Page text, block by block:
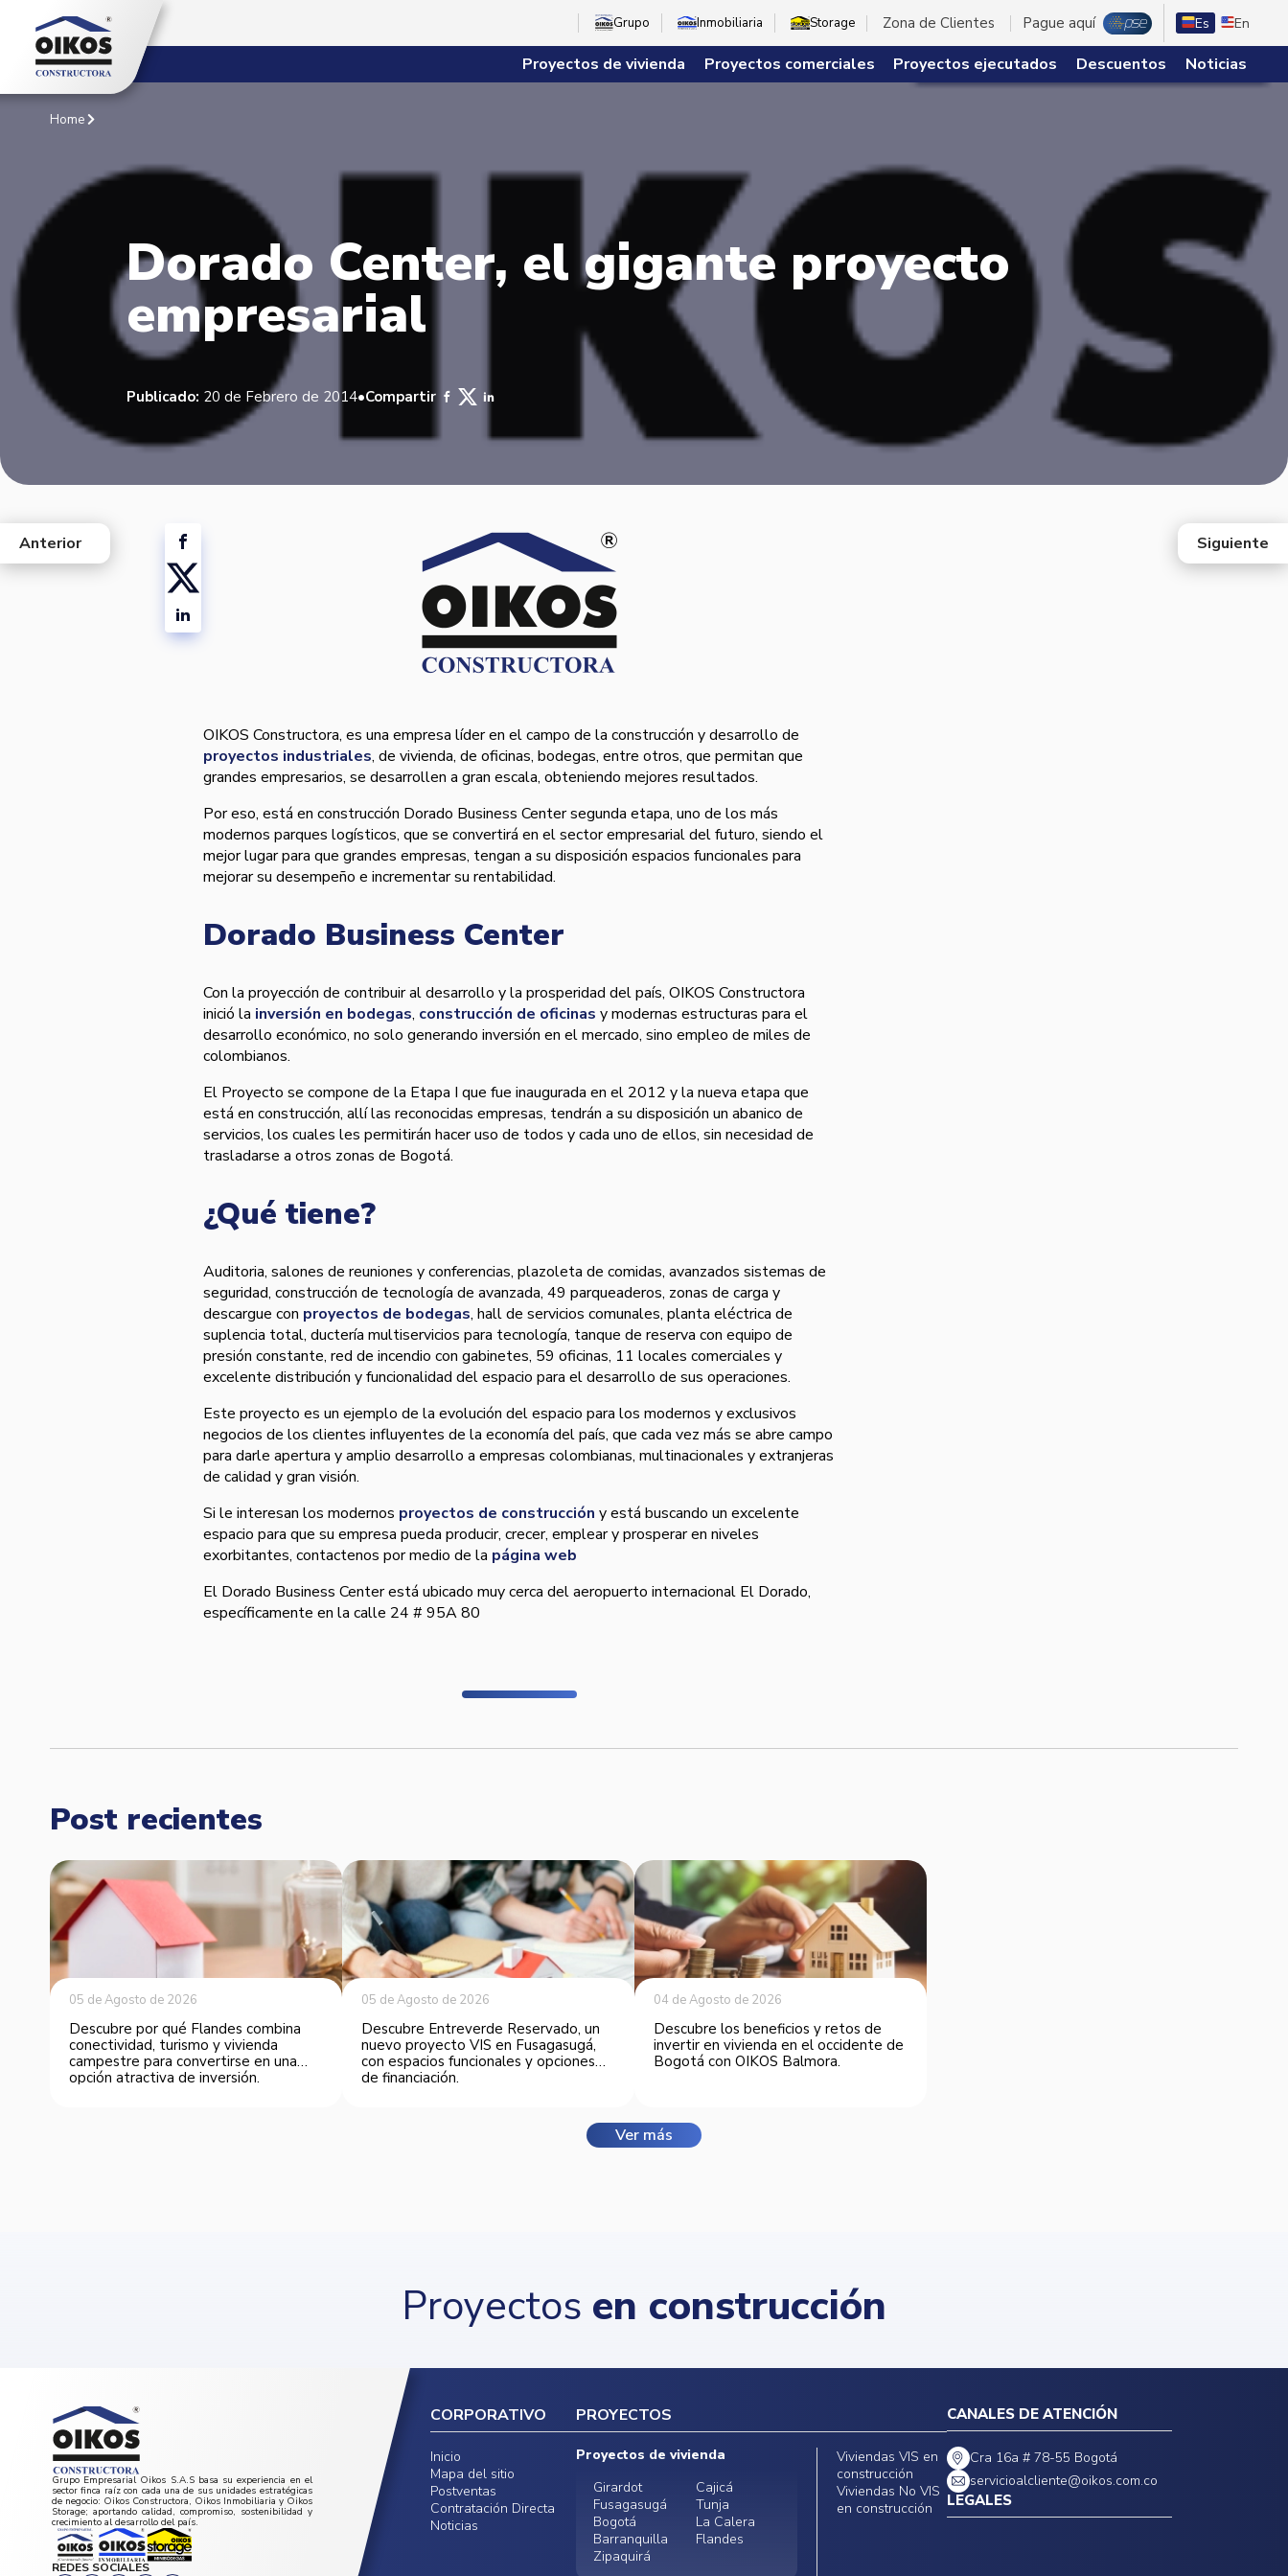
Grupo Inmobiliaria Storage Zona de Clientes Pague aquí Es En
Proyectos de vivienda Proyectos comerciales Proyectos ejecutados Descuentos Noticias
Home
Dorado Center, el gigante proyecto
empresarial
Publicado: 20 de Febrero de 2014•Compartir
OIKOS Constructora, es una empresa lí­der en el campo de la construcción y desarrollo de
proyectos industriales, de vivienda, de oficinas, bodegas, entre otros, que permitan que
grandes empresarios, se desarrollen a gran escala, obteniendo mejores resultados.
Por eso, está en construcción Dorado Business Center segunda etapa, uno de los más
modernos parques logí­sticos, que se convertirá en el sector empresarial del futuro, siendo el
mejor lugar para que grandes empresas, tengan a su disposición espacios funcionales para
mejorar su desempeño e incrementar su rentabilidad.
Dorado Business Center
Con la proyección de contribuir al desarrollo y la prosperidad del paí­s, OIKOS Constructora
inició la inversión en bodegas, construcción de oficinas y modernas estructuras para el
desarrollo económico, no solo generando inversión en el mercado, sino empleo de miles de
colombianos.
El Proyecto se compone de la Etapa I que fue inaugurada en el 2012 y la nueva etapa que
está en construcción, allí­ las reconocidas empresas, tendrán a su disposición un abanico de
servicios, los cuales les permitirán hacer uso de todos y cada uno de ellos, sin necesidad de
trasladarse a otros zonas de Bogotá.
¿Qué tiene?
Auditoria, salones de reuniones y conferencias, plazoleta de comidas, avanzados sistemas de
seguridad, construcción de tecnologí­a de avanzada, 49 parqueaderos, zonas de carga y
descargue con proyectos de bodegas, hall de servicios comunales, planta eléctrica de
suplencia total, ducterí­a multiservicios para tecnologí­a, tanque de reserva con equipo de
presión constante, red de incendio con gabinetes, 59 oficinas, 11 locales comerciales y
excelente distribución y funcionalidad del espacio para el desarrollo de sus operaciones.
Este proyecto es un ejemplo de la evolución del espacio para los modernos y exclusivos
negocios de los clientes influyentes de la economí­a del paí­s, que cada vez más se abre campo
para darle apertura y amplio desarrollo a empresas colombianas, multinacionales y extranjeras
de calidad y gran visión.
Si le interesan los modernos proyectos de construcción y está buscando un excelente
espacio para que su empresa pueda producir, crecer, emplear y prosperar en niveles
exorbitantes, contactenos por medio de la página web
El Dorado Business Center está ubicado muy cerca del aeropuerto internacional El Dorado,
especí­ficamente en la calle 24 # 95A 80
west
Anterior Siguiente
Post recientes
05 de Agosto de 2026
Descubre por qué Flandes combina
conectividad, turismo y vivienda
campestre para convertirse en una
opción atractiva de inversión.
05 de Agosto de 2026
Descubre Entreverde Reservado, un
nuevo proyecto VIS en Fusagasugá,
con espacios funcionales y opciones
de financiación.
04 de Agosto de 2026
Descubre los beneficios y retos de
invertir en vivienda en el occidente de
Bogotá con OIKOS Balmora.
Ver más
Proyectos en construcción
Grupo Empresarial Oikos S.A.S basa su experiencia en el
sector finca raíz con cada una de sus unidades estratégicas
de negocio: Oikos Constructora, Oikos Inmobiliaria y Oikos
Storage; aportando calidad, compromiso, sostenibilidad y
crecimiento al desarrollo del país.
REDES SOCIALES
CORPORATIVO
Inicio
Mapa del sitio
Postventas
Contratación Directa
Noticias
PROYECTOS
Proyectos de vivienda
Girardot
Cajicá
Fusagasugá
Tunja
Bogotá
La Calera
Barranquilla
Flandes
Zipaquirá
Viviendas VIS en
construcción
Viviendas No VIS
en construcción
CANALES DE ATENCIÓN
Cra 16a # 78-55 Bogotá
servicioalcliente@oikos.com.co
LEGALES